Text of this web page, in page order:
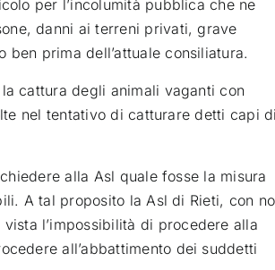
per l’incolumità pubblica che ne
danni ai terreni privati, grave
prima dell’attuale consiliatura.
cattura degli animali vaganti con
nel tentativo di catturare detti capi di
alla Asl quale fosse la misura
A tal proposito la Asl di Rieti, con
l’impossibilità di procedere alla
all’abbattimento dei suddetti